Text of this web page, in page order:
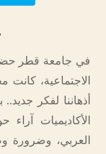
في جامعة قطر
الاجتماعية،
أذهاننا لفكر
الأكاديميات
العربي، وضرورة